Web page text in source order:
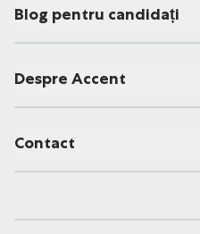
Blog pentru candidați
Despre Accent
Contact